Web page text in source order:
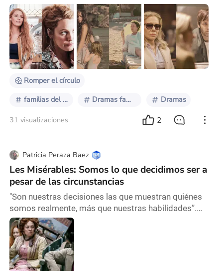
diferentes pero únicos. 1- “Cerrar el Circulo” (It ends
with us) estrenada en 2024 y protagonizada por Blake
Lively, Justin Baldoni y Brandon Sklenar. 2- "La hija
oscura" (The lost Daughter) estrenada en 2021 y
protagonizada por Olivia Colman, Dakota Johnson y
Jessie Buckley. 3- "Crimenes de Familia" (
Romper el círculo
familias del cine Dramas familiares Dramas
31 visualizaciones 2
Patricia Peraza Baez
Les Misérables: Somos lo que decidimos ser a
pesar de las circunstancias
"Son nuestras decisiones las que muestran quiénes
somos realmente, más que nuestras habilidades”.
Albus Dumbledore (J. K. Rowling, autora de la serie de
libros de Harry Potter) Les Misérables, serie para TV,
del año 2018, basada en el libro homónimo escrito
por Victor Hugo publicado en 1862, cuenta la historia
de las miserias humanas desde diferentes ópticas, en